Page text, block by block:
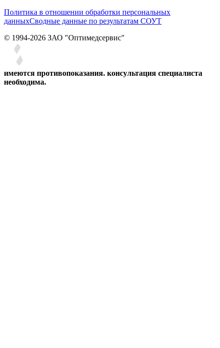
Политика в отношении обработки персональных
данныхСводные данные по результатам СОУТ
© 1994-2026 ЗАО ″Оптимедсервис″
имеются противопоказания. консультация специалиста
необходима.